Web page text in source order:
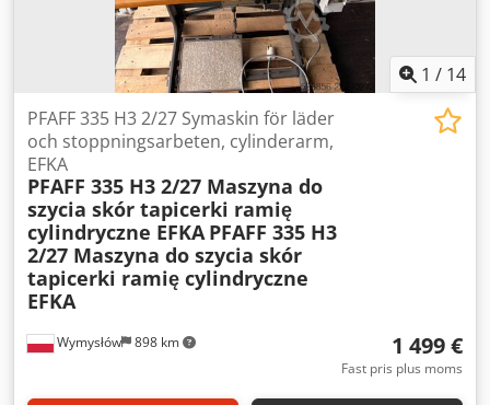
arbetskläder • Storskalig konfektionstillverkning •
Automatisk produktion av plaggkomponenter Skick • Fullt
fungerande • Användes tidigare i professionell
konfektionsproduktion • Servad 27.02.2026 • Gott
industriskick • Normalt bruksslitage enligt
fabriksanvändning • Möjlig att besiktiga före demontering
Plats Valga, Estland Demontering & Transport Köparen
ansvarar för demontering, lastning, transport samt
samtliga relaterade kostnader. Säljesvillkor Säljes i
befintligt skick, där den står, utan garanti. Del av MASI
Jeans-fabrikens avveckling.
1 / 14
Wymysłów 898 km
PFAFF 335 H3 2/27 Symaskin för läder
och stoppningsarbeten, cylinderarm,
EFKA
PFAFF 335 H3 2/27 Maszyna do
szycia skór tapicerki ramię
cylindryczne EFKA PFAFF 335 H3
2/27 Maszyna do szycia skór
tapicerki ramię cylindryczne
EFKA
1 499 €
Fast pris plus moms